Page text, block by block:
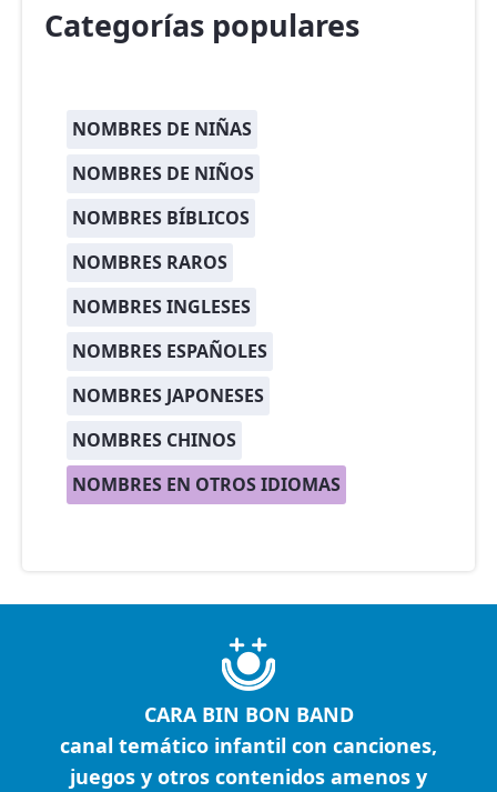
Categorías populares
NOMBRES DE NIÑAS
NOMBRES DE NIÑOS
NOMBRES BÍBLICOS
NOMBRES RAROS
NOMBRES INGLESES
NOMBRES ESPAÑOLES
NOMBRES JAPONESES
NOMBRES CHINOS
NOMBRES EN OTROS IDIOMAS
CARA BIN BON BAND
canal temático infantil con canciones,
juegos y otros contenidos amenos y